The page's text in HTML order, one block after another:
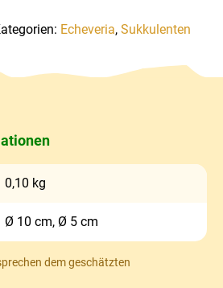
Echeveria, Sukkulenten
0,10 kg
Ø 10 cm, Ø 5 cm
dem geschätzten